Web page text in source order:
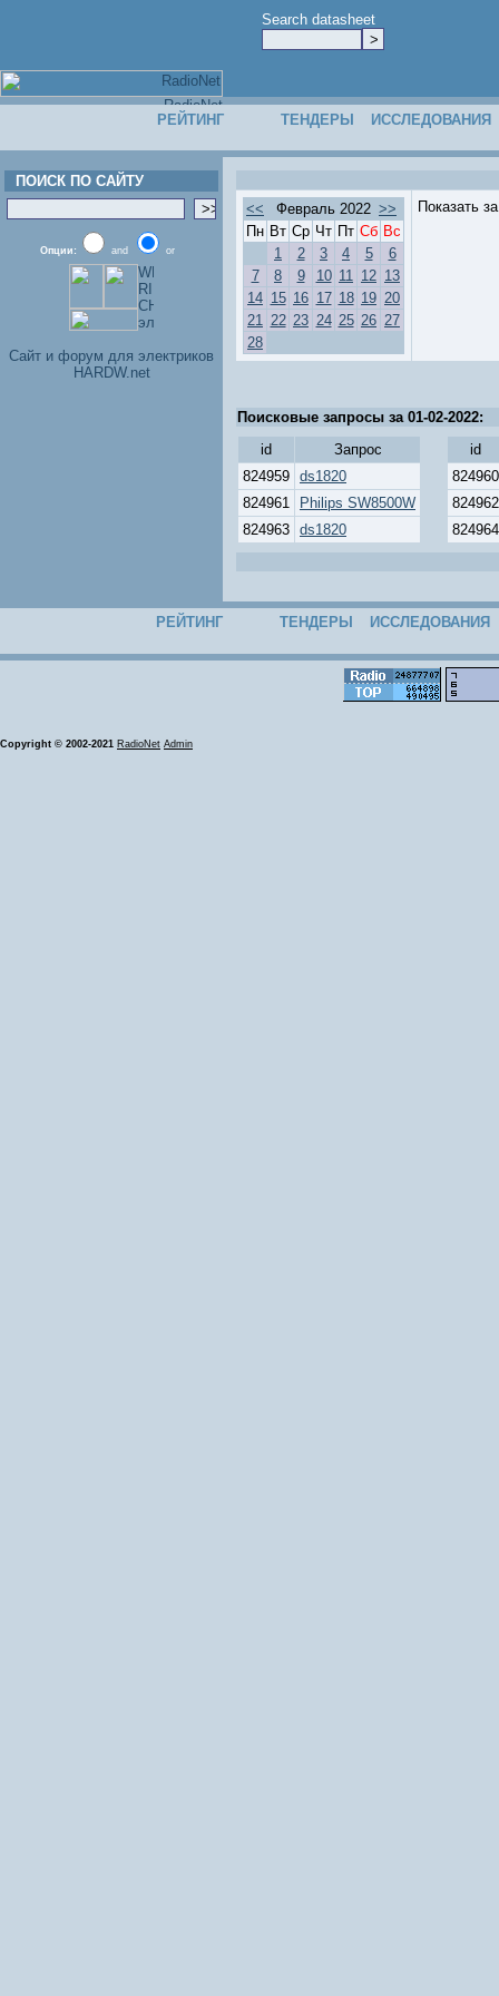
Search datasheet
РЕЙТИНГ ТЕНДЕРЫ ИССЛЕДОВАНИЯ
ПОИСК ПО САЙТУ
Опции: and or
Cайт и форум для электриков
HARDW.net
<< Февраль 2022 >>
Пн Вт Ср Чт Пт Сб Вс
1
2 3 4 5
6
7
8 9 10 11 12 13
14 15 16 17 18 19 20
21 22 23 24 25 26 27
28
Показать
Поисковые запросы за 01-02-2022:
id
Запрос
id
824959 ds1820
824960
824961
Philips SW8500W
824962
824963 ds1820 824964
РЕЙТИНГ ТЕНДЕРЫ ИССЛЕДОВАНИЯ
Copyright © 2002-2021 RadioNet Admin